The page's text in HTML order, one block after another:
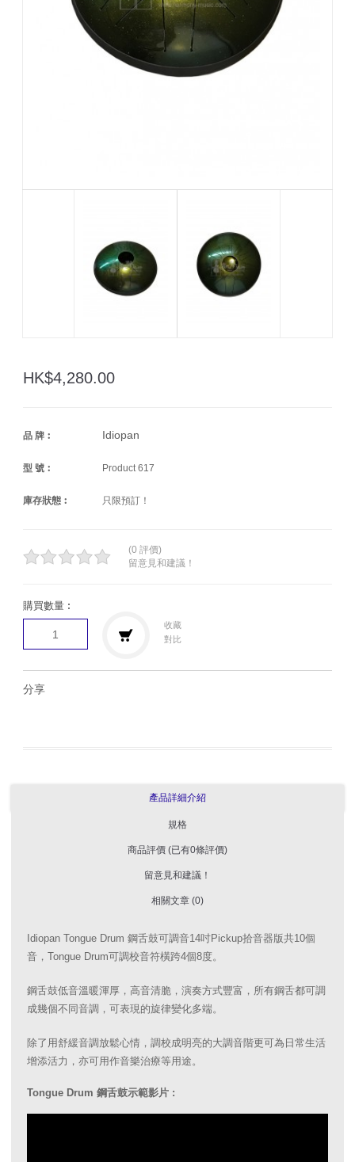
HK$4,280.00
品 牌︰ Idiopan
型 號︰ Product 617
庫存狀態︰ 只限預訂！
(0 評價)
留意見和建議！
購買數量︰
收藏
對比
分享
產品詳細介紹
規格
商品評價 (已有0條評價)
留意見和建議！
相關文章 (0)
Idiopan Tongue Drum 鋼舌鼓可調音14吋Pickup拾音器版共10個
音，Tongue Drum可調校音符橫跨4個8度。
鋼舌鼓低音溫暖渾厚，高音清脆，演奏方式豐富，所有鋼舌都可調
成幾個不同音調，可表現的旋律變化多端。
除了用舒緩音調放鬆心情，調校成明亮的大調音階更可為日常生活
增添活力，亦可用作音樂治療等用途。
Tongue Drum 鋼舌鼓示範影片 :